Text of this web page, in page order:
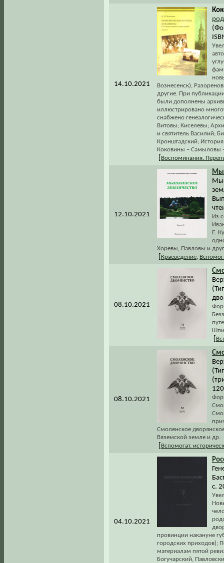
14.10.2021
Вознесенск),
другие. При
были дополнены
иллюстрировано
снабжено
Витовы; Киселевы;
и святитель Василий;
Кронштадский;
Коковины – Самыловы
Воспоминания.
12.10.2021
Из
Е.
Хоревы, Павловы и
Краеведение
08.10.2021
08.10.2021
Смоленское
Вяземской земле и др.
Вспомогат.
04.10.2021
с.
провинции накануне
городских приходов);
материалам пятой
Богучарский,